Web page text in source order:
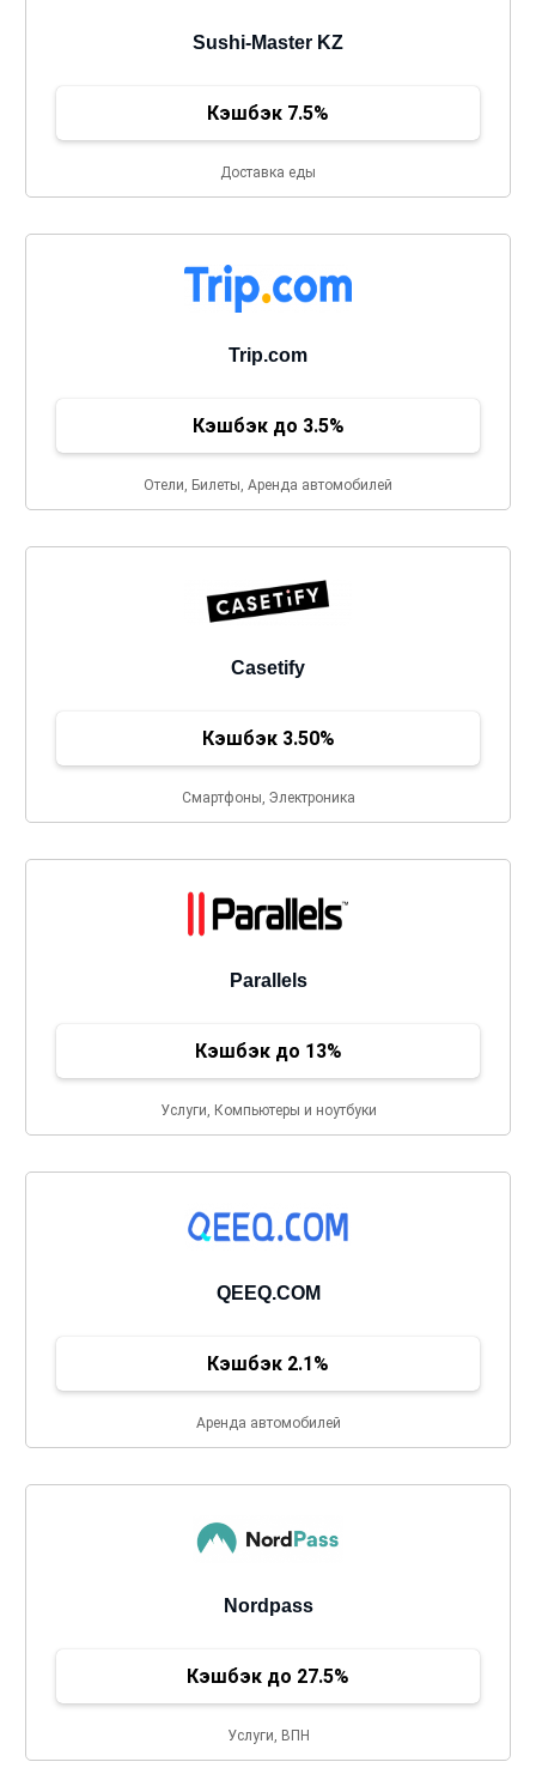
Sushi-Master KZ
Кэшбэк 7.5%
Доставка еды
Trip.com
Кэшбэк до 3.5%
Отели, Билеты, Аренда автомобилей
Casetify
Кэшбэк 3.50%
Смартфоны, Электроника
Parallels
Кэшбэк до 13%
Услуги, Компьютеры и ноутбуки
QEEQ.COM
Кэшбэк 2.1%
Аренда автомобилей
Nordpass
Кэшбэк до 27.5%
Услуги, ВПН